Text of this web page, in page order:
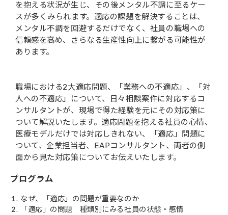
を抱える状況が生じ、その後メンタル不調に至るケー
スが多くみられます。適応の課題を解決することは、
メンタル不調を回避するだけでなく、社員の職場への
信頼感を高め、さらなる生産性向上に繋がる可能性が
あります。
職場における2大適応問題、「業務への不適応」、「対
人への不適応」について、日々相談案件に対応するコ
ンサルタントが、現場で得た経験を元にその対応策に
ついて解説いたします。適応問題を抱える社員の心情、
医療モデルだけでは対応しきれない、「適応」問題に
ついて、企業担当者、EAPコンサルタント、両者の側
面から見た対応策についてお伝えいたします。
プログラム
なぜ、「適応」の問題が重要なのか
「適応」の問題 種類別にみる社員の状態・感情